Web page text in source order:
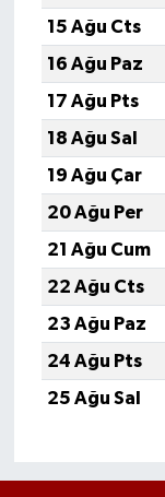
15 Ağu Cts
16 Ağu Paz
17 Ağu Pts
18 Ağu Sal
19 Ağu Çar
20 Ağu Per
21 Ağu Cum
22 Ağu Cts
23 Ağu Paz
24 Ağu Pts
25 Ağu Sal